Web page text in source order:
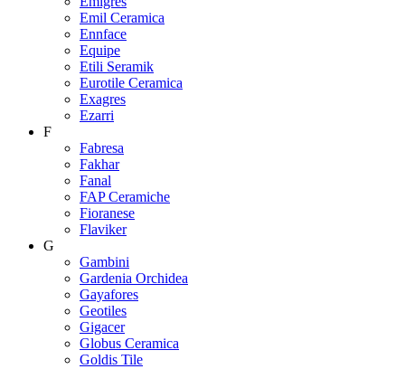
Emil Ceramica
Ennface
Equipe
Etili Seramik
Eurotile Ceramica
Exagres
Ezarri
F
Fabresa
Fakhar
Fanal
FAP Ceramiche
Fioranese
Flaviker
G
Gambini
Gardenia Orchidea
Gayafores
Geotiles
Gigacer
Globus Ceramica
Goldis Tile